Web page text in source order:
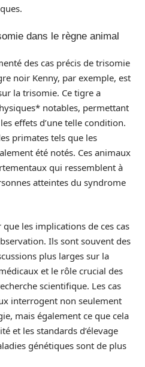
dans le règne animal
des cas précis de trisomie
noir Kenny, par exemple, est
la trisomie. Ce tigre a
notables, permettant
effets d’une telle condition.
primates tels que les
été notés. Ces animaux
qui ressemblent à
atteintes du syndrome
les implications de ces cas
Ils sont souvent des
plus larges sur la
et le rôle crucial des
scientifique. Les cas
interrogent non seulement
mais également ce que cela
et les standards d’élevage
génétiques sont de plus